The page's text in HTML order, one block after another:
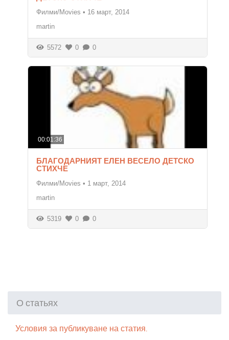
Филми/Movies • 16 март, 2014
martin
5572 0 0
00:01:36
БЛАГОДАРНИЯТ ЕЛЕН ВЕСЕЛО ДЕТСКО
СТИХЧЕ
Филми/Movies • 1 март, 2014
martin
5319 0 0
О статьях
Условия за публикуване на статия.